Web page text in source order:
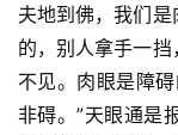
夫地到佛，我们
的，别人拿手一
不见。肉眼是障
非碍。”天眼通是